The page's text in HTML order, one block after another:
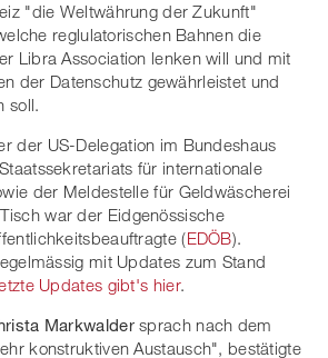
"die Weltwährung der Zukunft"
reglulatorischen Bahnen die
Libra Association lenken will und mit
der Datenschutz gewährleistet und
soll.
der US-Delegation im Bundeshaus
für internationale
der Meldestelle für Geldwäscherei
war der Eidgenössische
(EDÖB).
mit Updates zum Stand
Updates gibt's hier.
Markwaldersprach nach dem
konstruktiven Austausch", bestätigte